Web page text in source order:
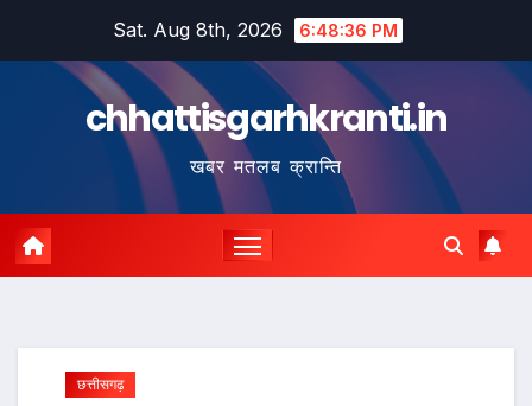
Sat. Aug 8th, 2026 6:48:37 PM
chhattisgarhkranti.in
खबर मतलब क्रान्ति
छत्तीसगढ़